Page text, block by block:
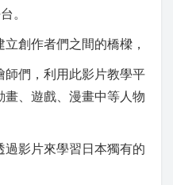
。
創作者們之間的橋樑，
師們，利用此影片教學平
畫、遊戲、漫畫中等人物
影片來學習日本獨有的